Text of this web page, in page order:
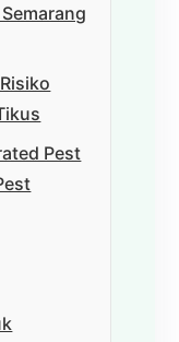
Pest